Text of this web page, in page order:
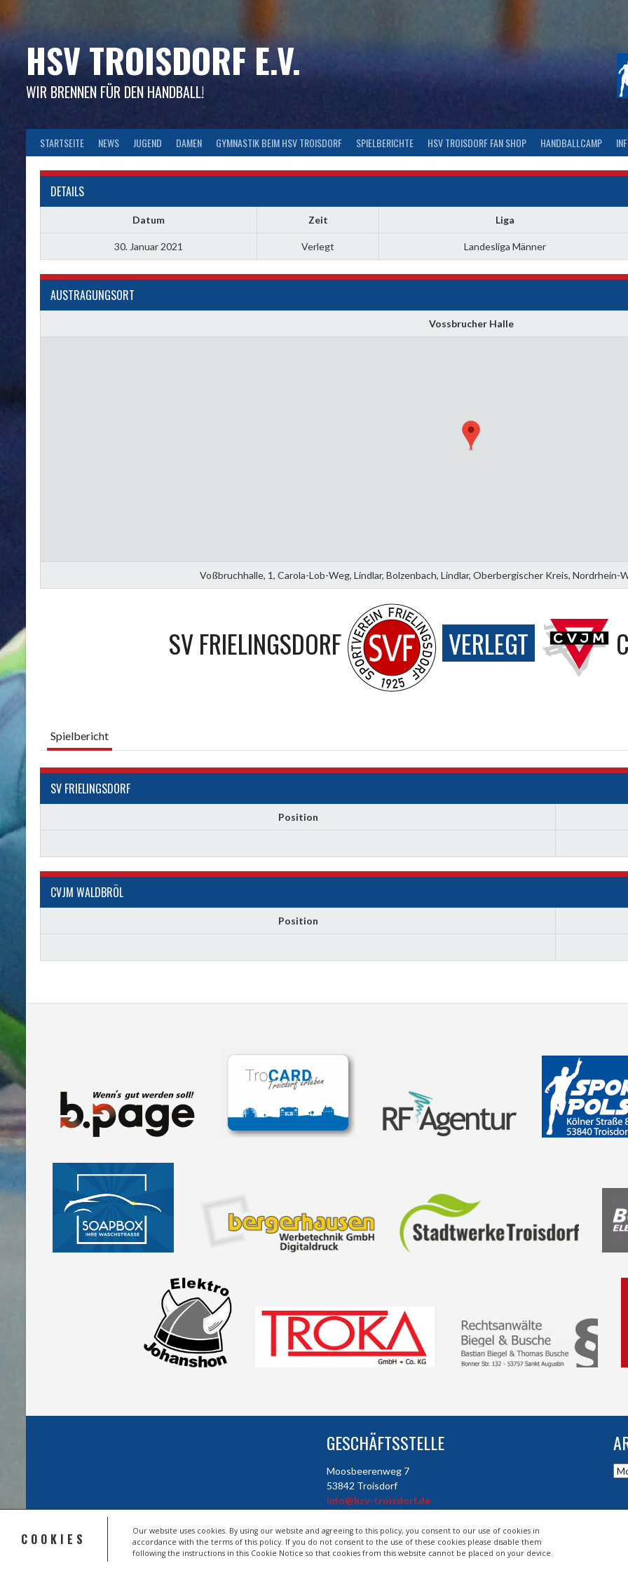
COOKIES
Our website uses cookies. By using our website and agreeing to this policy, you consent to our use of cookies in
accordance with the terms of this policy. If you do not consent to the use of these cookies please disable them
following the instructions in this Cookie Notice so that cookies from this website cannot be placed on your device.
to
HSV TROISDORF E.V.
WIR BRENNEN FÜR DEN HANDBALL!
STARTSEITE NEWS JUGEND DAMEN GYMNASTIK BEIM HSV TROISDORF SPIELBERICHTE HSV TROISDORF FAN SHOP HANDBALLCAMP
DETAILS
Datum Zeit Liga
30. Januar 2021 Verlegt Landesliga Männer
AUSTRAGUNGSORT
Vossbrucher Halle
Voßbruchhalle, 1, Carola-Lob-Weg, Lindlar, Bolzenbach, Lindlar, Oberbergischer Kreis, Nordrhein-
SV FRIELINGSDORF VERLEGT
Spielbericht
SV FRIELINGSDORF
Position
CVJM WALDBRÖL
Position
GESCHÄFTSSTELLE
Moosbeerenweg 7
53842 Troisdorf
info@hsv-troisdorf.de
© 2026 HSV TROISDORF E.V.